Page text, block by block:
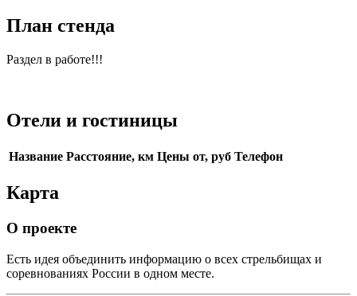
План стенда
Раздел в работе!!!
Отели и гостиницы
Название Расстояние, км Цены от, руб Телефон
Карта
О проекте
Есть идея объединить информацию о всех стрельбищах и
соревнованиях России в одном месте.